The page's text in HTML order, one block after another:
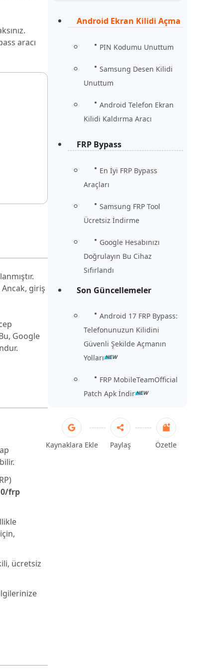
Daha Fazla Faydalı İpuçları
Android Ekran Kilidi Açma
PIN Kodumu Unuttum
Samsung Desen Kilidi
Unuttum
Android Telefon Ekran
Kilidi Kaldırma Aracı
FRP Bypass
En İyi FRP Bypass
Araçları
Samsung FRP Tool
Ücretsiz İndirme
Google Hesabınızı
Doğrulayın Bu Cihaz
Sıfırlandı
Son Güncellemeler
Android 17 FRP Bypass:
Telefonunuzun Kilidini
Güvenli Şekilde Açmanın
Yolları
FRP MobileTeamOfficial
Patch Apk İndir
Kaynaklara Ekle Paylaş Özetle
aracı
giriş
Google
frp
ücretsiz